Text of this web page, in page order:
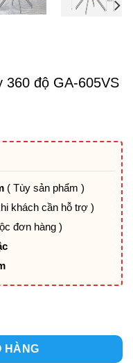
360 độ GA-605VS
( Tùy sản phẩm )
khách cần hỗ trợ )
đơn hàng )
605VS số lượng
HÀNG